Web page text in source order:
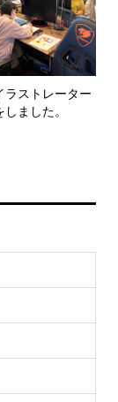
ラストレーター
ました。